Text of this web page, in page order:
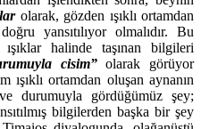
olarak, gözden ışıklı ortamdan
yansıtılıyor olmalıdır. Bu
halinde taşınan bilgileri
cisim”olarak görüyor
ışıklı ortamdan oluşan aynanın
durumuyla gördüğümüz şey;
bilgilerden başka bir şey